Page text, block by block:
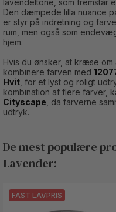
Den dæmpede lilla nuance
er styr på indretning og
rum, men også som
hjem.
Hvis du ønsker, at kræse
kombinere farven med
Hvit , for et lyst og roligt
kombination af flere farver,
Cityscape , da farverne
udtryk.
De mest populære
Lavender:
FAST LAVPRIS